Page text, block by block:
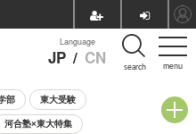
menu
Language
JP / CN search
部 東大受験
河合塾×東大特集